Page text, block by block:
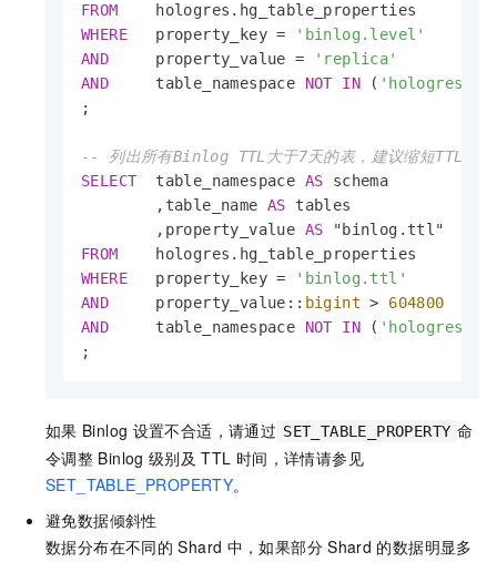
FROM
WHERE
   property_key
=
'binlog.level'
AND
     property_value
=
'replica'
AND
     table_namespace
NOT IN ( 'hologres'
;
-- 列出所有Binlog TTL大于7天的表，建议缩短TTL
SELECT
  table_namespace
AS schema
        ,table_name
AS tables
        ,property_value
AS
FROM
WHERE
   property_key
=
'binlog.ttl'
AND
     property_value::
bigint >
604800
AND
     table_namespace
NOT IN ( 'hologres'
;
如果 Binlog 设置不合适，请通过 SET_TABLE_PROPERTY 命
令调整 Binlog 级别及 TTL 时间，详情请参见
SET_TABLE_PROPERTY。
避免数据倾斜性
数据分布在不同的 Shard 中，如果部分 Shard 的数据明显多